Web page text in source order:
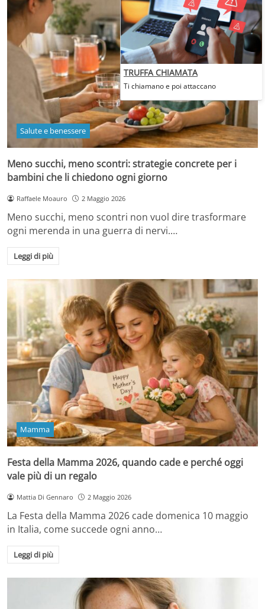
Salute e benessere
Meno succhi, meno scontri: strategie concrete per i
bambini che li chiedono ogni giorno
Raffaele Moauro 2 Maggio 2026
Meno succhi, meno scontri non vuol dire trasformare
ogni merenda in una guerra di nervi.…
Leggi di più
Mamma
Festa della Mamma 2026, quando cade e perché oggi
vale più di un regalo
Mattia Di Gennaro 2 Maggio 2026
La Festa della Mamma 2026 cade domenica 10 maggio
in Italia, come succede ogni anno…
Leggi di più
TRUFFA CHIAMATA
Ti chiamano e poi attaccano